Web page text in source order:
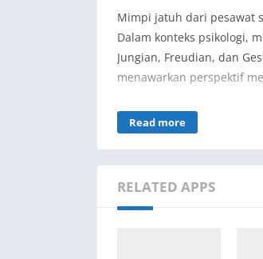
Mimpi jatuh dari pesawat
Dalam konteks psikologi,
Jungian, Freudian, dan
menawarkan perspektif
Konsep Kehilangan
harapan. Ketika
Read more
RELATED APPS